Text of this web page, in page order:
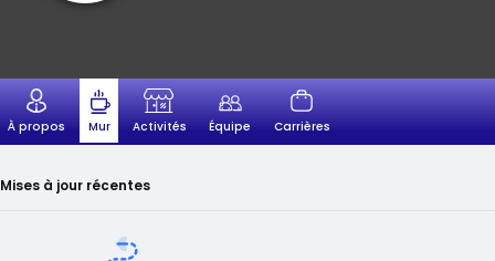
À propos Mur Activités Équipe Carrières
Mises à jour récentes